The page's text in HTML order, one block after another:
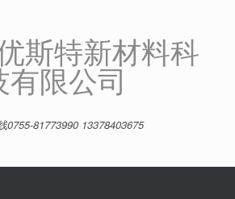
斯特新材料科
有限公司
0755-81773990 13378403675